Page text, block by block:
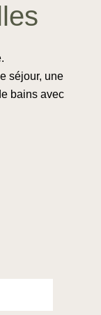
séjour, une
bains avec